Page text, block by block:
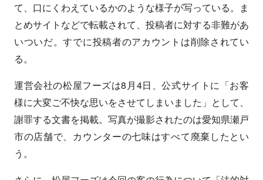
て、口にくわえているかのような様子が写っている。ま
とめサイトなどで転載されて、投稿者に対する非難があ
いついだ。すでに投稿者のアカウントは削除されてい
る。
運営会社の松屋フーズは8月4日、公式サイトに「お客
様に大変ご不快な思いをさせてしまいました」として、
謝罪する文書を掲載。写真が撮影されたのは愛知県瀬戸
市の店舗で、カウンターの七味はすべて廃棄したとい
う。